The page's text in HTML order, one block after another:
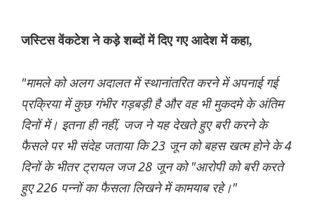
जस्टिस वेंकटेश ने कड़े शब्दों में दिए गए आदेश में कहा,
"मामले को अलग अदालत में स्थानांतरित करने में अपनाई गई
प्रक्रिया में कुछ गंभीर गड़बड़ी है और वह भी मुकदमे के अंतिम
दिनों में। इतना ही नहीं, जज ने यह देखते हुए बरी करने के
फैसले पर भी संदेह जताया कि 23 जून को बहस खत्म होने के 4
दिनों के भीतर ट्रायल जज 28 जून को "आरोपी को बरी करते
हुए 226 पन्नों का फैसला लिखने में कामयाब रहे।"